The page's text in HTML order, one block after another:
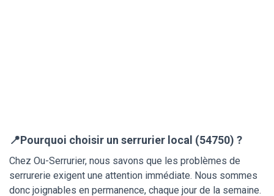
📍Pourquoi choisir un serrurier local (54750) ?
Chez Ou-Serrurier, nous savons que les problèmes de
serrurerie exigent une attention immédiate. Nous sommes
donc joignables en permanence, chaque jour de la semaine.